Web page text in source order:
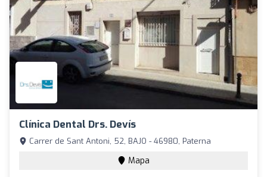
Clínica Dental Drs. Devís
Carrer de Sant Antoni, 52, BAJO - 46980, Paterna
Mapa